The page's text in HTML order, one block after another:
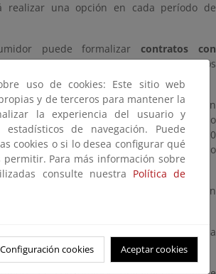
realizar una opción en cada período de
puede formalizarcontratos con
para la gestión de su energía en los
tienen derecho a contratar su energía en
los consumidores, personas físicas o
potencia contratada menor o igual a 10
opción de contratar su energía en mercado
comercializador y el consumidor pactan
de su suministro.
comercializadoras está disponible en la
.
uso de cookies: Este sitio web
y de terceros para mantener la
la experiencia del usuario y
de navegación. Puede
cookies o si lo desea configurar qué
permitir. Para más información sobre
consulte nuestra Política de
Configuración cookies Aceptar cookies